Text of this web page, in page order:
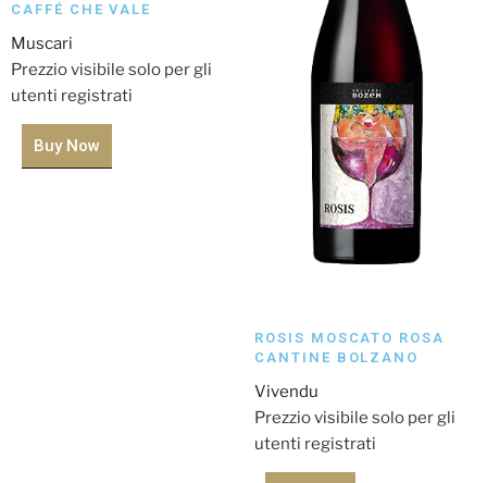
CAFFÉ CHE VALE
Muscari
Prezzio visibile solo per gli
utenti registrati
Buy Now
ROSIS MOSCATO ROSA
CANTINE BOLZANO
Vivendu
Prezzio visibile solo per gli
utenti registrati